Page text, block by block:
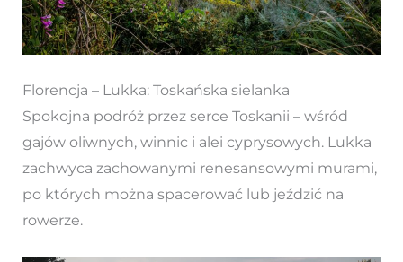
Florencja – Lukka: Toskańska sielanka
Spokojna podróż przez serce Toskanii – wśród
gajów oliwnych, winnic i alei cyprysowych. Lukka
zachwyca zachowanymi renesansowymi murami,
po których można spacerować lub jeździć na
rowerze.